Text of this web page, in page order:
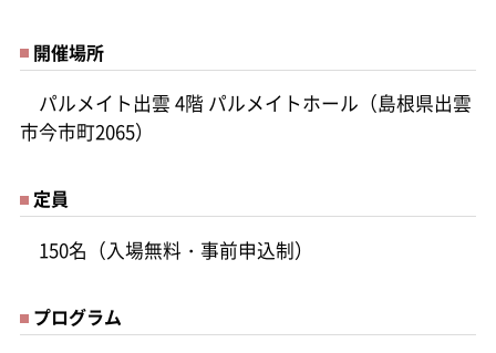
開催場所
パルメイト出雲 4階 パルメイトホール（島根県出雲
市今市町2065）
定員
150名（入場無料・事前申込制）
プログラム